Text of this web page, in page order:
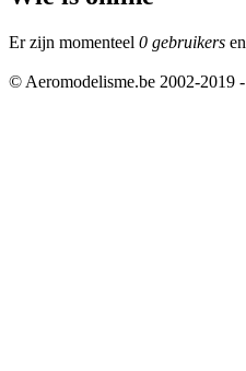
Er zijn momenteel 0 gebruikers en
© Aeromodelisme.be 2002-2019 -